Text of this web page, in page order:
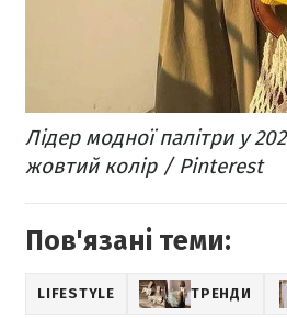
Лідер модної палітри у
жовтий колір / Pinterest
Пов'язані теми:
LIFESTYLE ТРЕНДИ